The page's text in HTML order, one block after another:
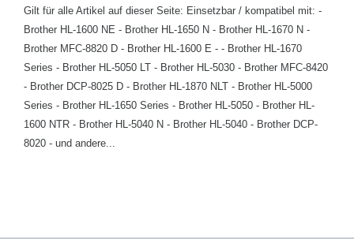
Gilt für alle Artikel auf dieser Seite: Einsetzbar / kompatibel mit: -
Brother HL-1600 NE - Brother HL-1650 N - Brother HL-1670 N -
Brother MFC-8820 D - Brother HL-1600 E - - Brother HL-1670
Series - Brother HL-5050 LT - Brother HL-5030 - Brother MFC-8420
- Brother DCP-8025 D - Brother HL-1870 NLT - Brother HL-5000
Series - Brother HL-1650 Series - Brother HL-5050 - Brother HL-
1600 NTR - Brother HL-5040 N - Brother HL-5040 - Brother DCP-
8020 - und andere...